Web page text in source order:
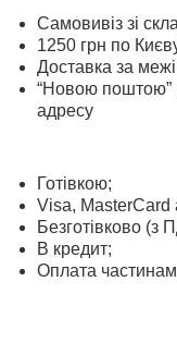
Самовивіз зі
1250 грн по
Доставка за
“Новою поштою”
адресу
Готівкою;
Visa, MasterСard
Безготівково (з
В кредит;
Оплата